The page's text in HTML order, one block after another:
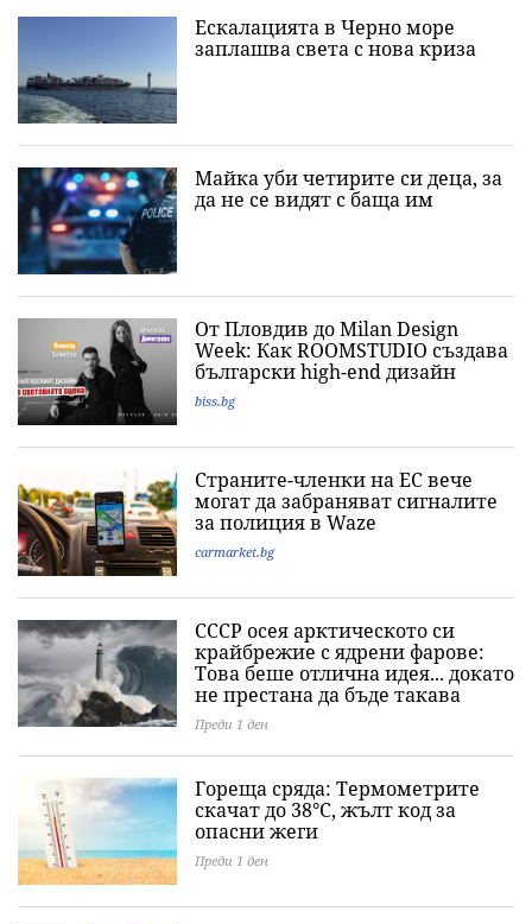
Ескалацията в Черно море
заплашва света с нова криза
Майка уби четирите си деца, за
да не се видят с баща им
От Пловдив до Milan Design
Week: Как ROOMSTUDIO създава
български high-end дизайн
biss.bg
Страните-членки на ЕС вече
могат да забраняват сигналите
за полиция в Waze
carmarket.bg
СССР осея арктическото си
крайбрежие с ядрени фарове:
Това беше отлична идея... докато
не престана да бъде такава
Преди 1 ден
Гореща сряда: Термометрите
скачат до 38°C, жълт код за
опасни жеги
Преди 1 ден